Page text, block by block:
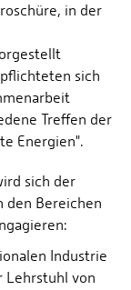
in der
sich
Treffen der
Energien".
sich der
den Bereichen
Industrie
Lehrstuhl von